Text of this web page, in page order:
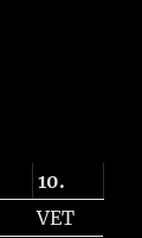
10.
VET